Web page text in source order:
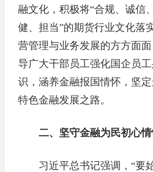
融文化，积极将“合规、诚信
健、担当”的期货行业文化落
营管理与业务发展的方方面面
导广大干部员工强化国企员
识，涵养金融报国情怀，坚
特色金融发展之路。
二、坚守金融为民初心
习近平总书记强调，“要